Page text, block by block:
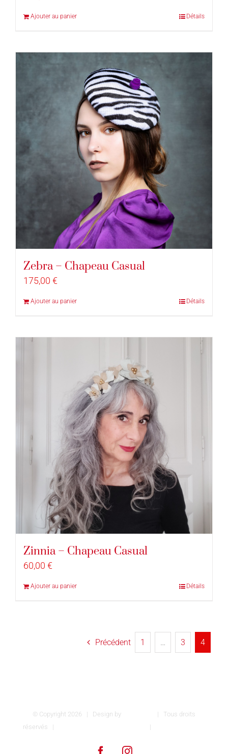
Ajouter au panier Détails
Zebra – Chapeau Casual
175,00 €
Ajouter au panier Détails
Zinnia – Chapeau Casual
60,00 €
Ajouter au panier Détails
Précédent 1 3 4
© Copyright 2026 | Design by
| Tous droits
réservés |
|
FacebookInstagram